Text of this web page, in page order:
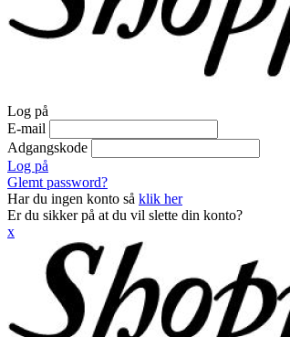
Log på
E-mail
Adgangskode
Log på
Glemt password?
Har du ingen konto så klik her
Er du sikker på at du vil slette din konto?
x